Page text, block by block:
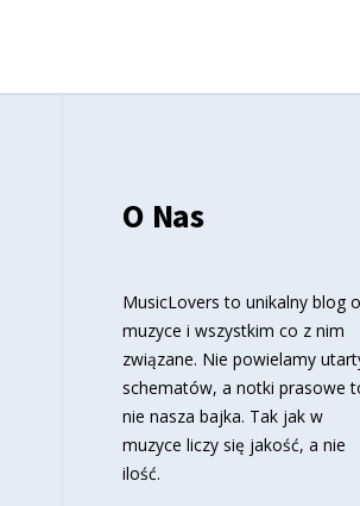
O Nas
MusicLovers to unikalny blog o
muzyce i wszystkim co z nim
związane. Nie powielamy
schematów, a notki prasowe
nie nasza bajka. Tak jak w
muzyce liczy się jakość, a nie
ilość.